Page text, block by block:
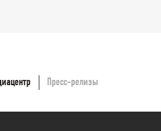
Пресс-релизы